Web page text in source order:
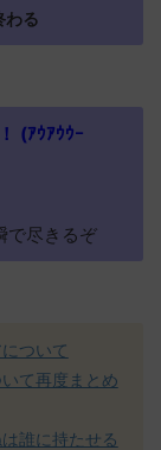
わる
(ｱｳｱｳｳｰ
で尽きるぞ
ついて
て再度まとめ
誰に持たせる